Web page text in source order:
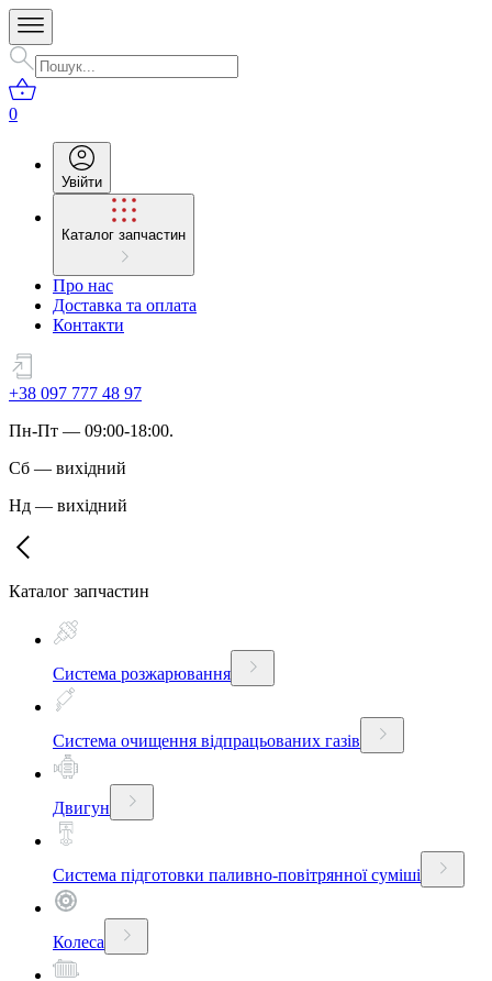
0
Увійти
Каталог запчастин
Про нас
Доставка та оплата
Контакти
+38 097 777 48 97
Пн-Пт — 09:00-18:00.
Сб — вихідний
Нд — вихідний
Каталог запчастин
Система розжарювання
Система очищення відпрацьованих газів
Двигун
Система підготовки паливно-повітрянної суміші
Колеса